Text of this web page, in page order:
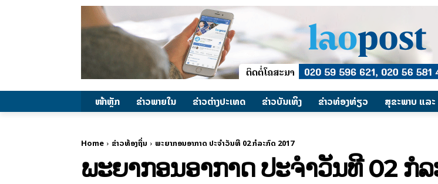
ໜ້າຫຼັກ ຂ່າວພາຍ​ໃນ ຂ່າວຕ່າງປະເທດ ​ຂ່າວບັນເທິງ ​ຂ່າວທ່ອງທ່ຽວ ສຸຂະພາບ ແລ
Home ຂ່າວທ້ອງຖິ່ນ ພະ​ຍາ​ກອນ​ອາ​ກາດ ປະ​ຈຳ​ວັນ​ທີ 02 ກໍ​ລະ​ກົດ 2017
ພະ​ຍາ​ກອນ​ອາ​ກາດ ປະ​ຈຳ​ວັນ​ທີ 02 ກໍ​ລ